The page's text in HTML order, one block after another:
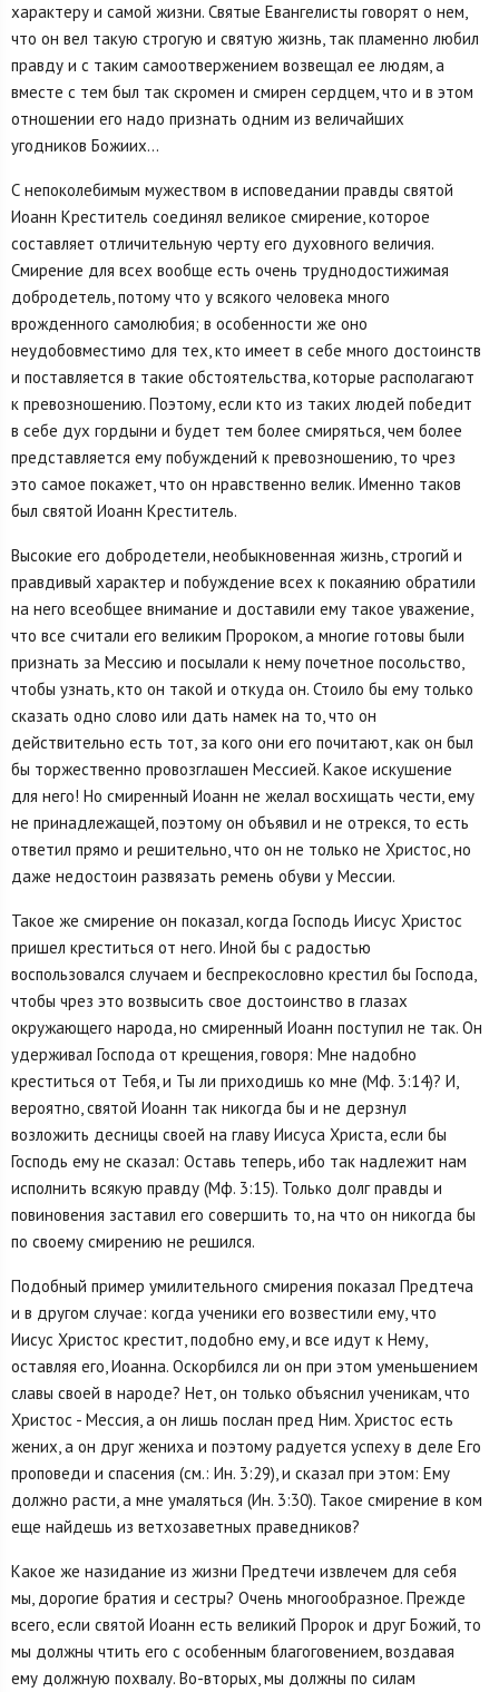
характеру и самой жизни. Святые Евангелисты говорят о нем,
что он вел такую строгую и святую жизнь, так пламенно любил
правду и с таким самоотвержением возвещал ее людям, а
вместе с тем был так скромен и смирен сердцем, что и в этом
отношении его надо признать одним из величайших
угодников Божиих…
С непоколебимым мужеством в исповедании правды святой
Иоанн Креститель соединял великое смирение, которое
составляет отличительную черту его духовного величия.
Смирение для всех вообще есть очень труднодостижимая
добродетель, потому что у всякого человека много
врожденного самолюбия; в особенности же оно
неудобовместимо для тех, кто имеет в себе много достоинств
и поставляется в такие обстоятельства, которые располагают
к превозношению. Поэтому, если кто из таких людей победит
в себе дух гордыни и будет тем более смиряться, чем более
представляется ему побуждений к превозношению, то чрез
это самое покажет, что он нравственно велик. Именно таков
был святой Иоанн Креститель.
Высокие его добродетели, необыкновенная жизнь, строгий и
правдивый характер и побуждение всех к покаянию обратили
на него всеобщее внимание и доставили ему такое уважение,
что все считали его великим Пророком, а многие готовы были
признать за Мессию и посылали к нему почетное посольство,
чтобы узнать, кто он такой и откуда он. Стоило бы ему только
сказать одно слово или дать намек на то, что он
действительно есть тот, за кого они его почитают, как он был
бы торжественно провозглашен Мессией. Какое искушение
для него! Но смиренный Иоанн не желал восхищать чести, ему
не принадлежащей, поэтому он объявил и не отрекся, то есть
ответил прямо и решительно, что он не только не Христос, но
даже недостоин развязать ремень обуви у Мессии.
Такое же смирение он показал, когда Господь Иисус Христос
пришел креститься от него. Иной бы с радостью
воспользовался случаем и беспрекословно крестил бы Господа,
чтобы чрез это возвысить свое достоинство в глазах
окружающего народа, но смиренный Иоанн поступил не так. Он
удерживал Господа от крещения, говоря: Мне надобно
креститься от Тебя, и Ты ли приходишь ко мне (Мф. 3:14)? И,
вероятно, святой Иоанн так никогда бы и не дерзнул
возложить десницы своей на главу Иисуса Христа, если бы
Господь ему не сказал: Оставь теперь, ибо так надлежит нам
исполнить всякую правду (Мф. 3:15). Только долг правды и
повиновения заставил его совершить то, на что он никогда бы
по своему смирению не решился.
Подобный пример умилительного смирения показал Предтеча
и в другом случае: когда ученики его возвестили ему, что
Иисус Христос крестит, подобно ему, и все идут к Нему,
оставляя его, Иоанна. Оскорбился ли он при этом уменьшением
славы своей в народе? Нет, он только объяснил ученикам, что
Христос - Мессия, а он лишь послан пред Ним. Христос есть
жених, а он друг жениха и поэтому радуется успеху в деле Его
проповеди и спасения (см.: Ин. 3:29), и сказал при этом: Ему
должно расти, а мне умаляться (Ин. 3:30). Такое смирение в ком
еще найдешь из ветхозаветных праведников?
Какое же назидание из жизни Предтечи извлечем для себя
мы, дорогие братия и сестры? Очень многообразное. Прежде
всего, если святой Иоанн есть великий Пророк и друг Божий, то
мы должны чтить его с особенным благоговением, воздавая
ему должную похвалу. Во-вторых, мы должны по силам